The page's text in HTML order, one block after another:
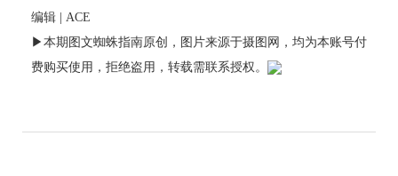
编辑 | ACE
▶本期图文蜘蛛指南原创，图片来源于摄图网，均为本账号付
费购买使用，拒绝盗用，转载需联系授权。